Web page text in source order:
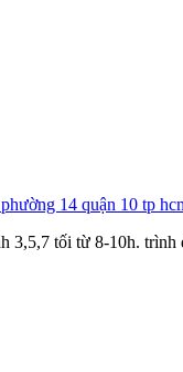
14 quận 10 tp
3,5,7 tối từ 8-10h.